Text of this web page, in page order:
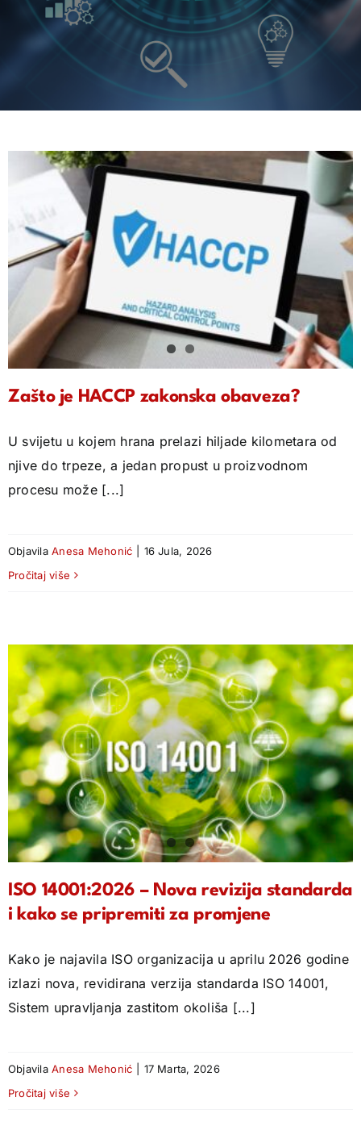
Zašto je HACCP zakonska obaveza?
U svijetu u kojem hrana prelazi hiljade kilometara od
njive do trpeze, a jedan propust u proizvodnom
procesu može [...]
ObjavilaAnesa Mehonić
16 Jula, 2026
Pročitaj više
ISO 14001:2026 – Nova revizija standarda
i kako se pripremiti za promjene
Kako je najavila ISO organizacija u aprilu 2026 godine
izlazi nova, revidirana verzija standarda ISO 14001,
Sistem upravljanja zastitom okoliša [...]
ObjavilaAnesa Mehonić
17 Marta, 2026
Pročitaj više